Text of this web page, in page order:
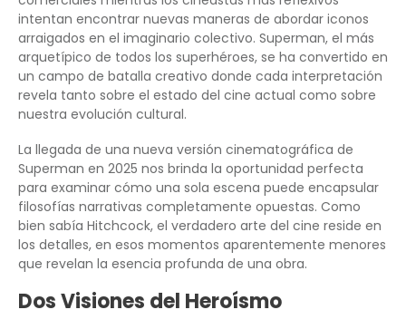
intentan encontrar nuevas maneras de abordar iconos
arraigados en el imaginario colectivo. Superman, el más
arquetípico de todos los superhéroes, se ha convertido en
un campo de batalla creativo donde cada interpretación
revela tanto sobre el estado del cine actual como sobre
nuestra evolución cultural.
La llegada de una nueva versión cinematográfica de
Superman en 2025 nos brinda la oportunidad perfecta
para examinar cómo una sola escena puede encapsular
filosofías narrativas completamente opuestas. Como
bien sabía Hitchcock, el verdadero arte del cine reside en
los detalles, en esos momentos aparentemente menores
que revelan la esencia profunda de una obra.
Dos Visiones del Heroísmo